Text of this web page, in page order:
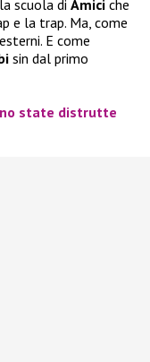
scuola di Amici che
e la trap. Ma, come
E come
sin dal primo
state distrutte